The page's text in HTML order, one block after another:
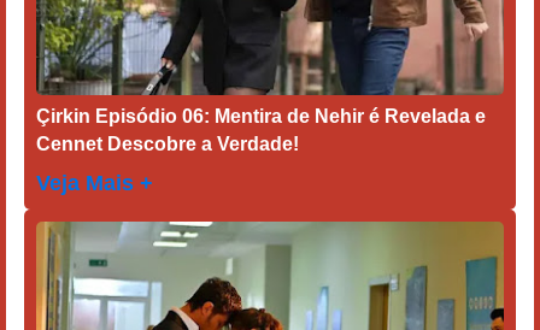
Çirkin Episódio 06: Mentira de Nehir é Revelada e
Cennet Descobre a Verdade!
Veja Mais +